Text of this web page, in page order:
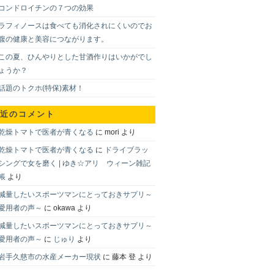
ンドロイチンの７つの効果
フィノースは食べても消化されにくいのでお
の健康と美容につながります。
の夏、ひんやりとした甘酒作りはいかがでし
うか？
題のトクホ(特保)素材！
のコメント
燥トマトで医者が青くなる に mori より
燥トマトで医者が青くなる に ドライブラッ
ングで女を磨く | ゆき☆アリ ウィーン雑記
より
量したいスポーツマンにとっておきサプリ～
用者の声～ に okawa より
量したいスポーツマンにとっておきサプリ～
用者の声～ に じゅり より
手久慈市の水産メーカー現状 に 藤本 登 より